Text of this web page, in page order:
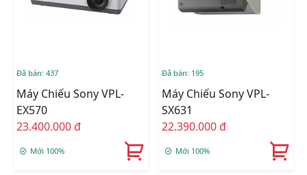
Đã bán: 437
Máy Chiếu Sony VPL-
EX570
23.400.000 đ
Mới 100%
Đã bán: 195
Máy Chiếu Sony VPL-
SX631
22.390.000 đ
Mới 100%